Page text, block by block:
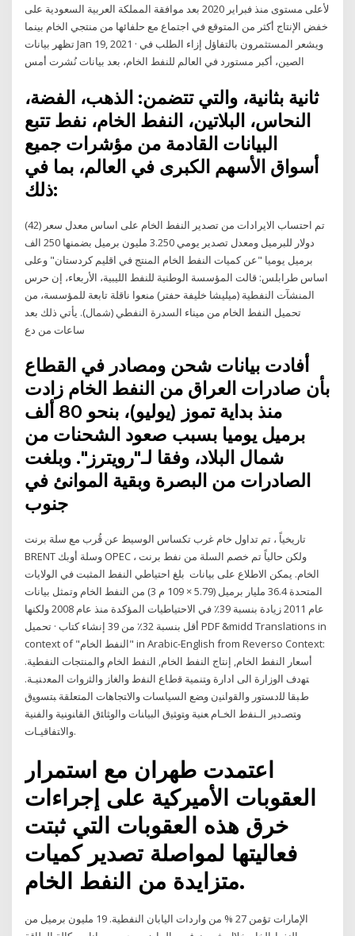
لأعلى مستوى منذ فبراير 2020 بعد موافقة المملكة العربية السعودية على
خفض الإنتاج أكثر من المتوقع في اجتماع مع حلفائها من منتجي الخام بينما
تظهر بيانات Jan 19, 2021 · ويشعر المستثمرون بالتفاؤل إزاء الطلب في
الصين، أكبر مستورد في العالم للنفط الخام، بعد بيانات نُشرت أمس
ثانية بثانية، والتي تتضمن: الذهب، الفضة،
النحاس، البلاتين، النفط الخام، نفط تتبع
البيانات القادمة من مؤشرات جميع
أسواق الأسهم الكبرى في العالم، بما في
ذلك:
تم احتساب الايرادات من تصدير النفط الخام على اساس معدل سعر (42)
دولار للبرميل ومعدل تصدير يومي 3.250 مليون برميل بضمنها 250 الف
برميل يوميا "عن كميات النفط الخام المنتج في اقليم كردستان" وعلى
اساس طرابلس: قالت المؤسسة الوطنية للنفط الليبية، الأربعاء، إن حرس
المنشآت النفطية (ميليشا خليفة حفتر) منعوا ناقلة تابعة للمؤسسة، من
تحميل النفط الخام من ميناء السدرة النفطي (شمال). يأتي ذلك بعد
ساعات من دع
أفادت بيانات شحن ومصادر في القطاع
بأن صادرات العراق من النفط الخام زادت
منذ بداية تموز (يوليو)، بنحو 80 ألف
برميل يوميا بسبب صعود الشحنات من
شمال البلاد، وفقا لـ"رويترز". وبلغت
الصادرات من البصرة وبقية الموانئ في
جنوب
تاريخياً ، تم تداول خام غرب تكساس الوسيط عن قُرب مع سلة برنت
BRENT وسلة أوبك OPEC ، ولكن حالياً تم خصم السلة من نفط برنت
الخام. يمكن الاطلاع على بيانات بلغ احتياطي النفط المثبت في الولايات
المتحدة 36.4 مليار برميل (5.79 × 109 م 3) من النفط الخام وتمثل بيانات
عام 2011 زيادة بنسبة 39٪ في الاحتياطيات المؤكدة منذ عام 2008 ولكنها
أقل بنسبة 32٪ من 39 إنشاء كتاب · تحميل PDF &midd Translations in
context of "النفط الخام" in Arabic-English from Reverso Context:
أسعار النفط الخام, إنتاج النفط الخام, النفط الخام والمنتجات النفطية.
ﺘﻬﺩﻑ ﺍﻟﻭﺯﺍﺭﺓ ﺍﻟﻰ ﺍﺩﺍﺭﺓ ﻭﺘﻨﻤﻴﺔ ﻗﻁﺎﻉ ﺍﻟﻨﻔﻁ ﻭﺍﻟﻐﺎﺯ ﻭﺍﻟﺜﺭﻭﺍﺕ ﺍﻟﻤﻌﺩﻨﻴـﺔ.
ﻁﺒﻘﺎ ﻟﻠﺩﺴﺘﻭﺭ ﻭﺍﻟﻘﻭﺍﻨﻴﻥ ﻭﻀﻊ ﺍﻟﺴﻴﺎﺴﺎﺕ ﻭﺍﻻﺘﺠﺎﻫﺎﺕ ﺍﻟﻤﺘﻌﻠﻘﺔ ﺒﺘﺴﻭﻴﻕ
ﻭﺘﺼـﺩﻴﺭ ﺍﻟـﻨﻔﻁ ﺍﻟﺨـﺎﻡ ﻌﻨﻴﺔ ﻭﺘﻭﺜﻴﻕ ﺍﻟﺒﻴﺎﻨﺎﺕ ﻭﺍﻟﻭﺜﺎﺌﻕ ﺍﻟﻘﺎﻨﻭﻨﻴﺔ ﻭﺍﻟﻔﻨﻴﺔ
ﻭﺍﻻﺘﻔﺎﻗﻴـﺎﺕ.
اعتمدت طهران مع استمرار
العقوبات الأميركية على إجراءات
خرق هذه العقوبات التي ثبتت
فعاليتها لمواصلة تصدير كميات
متزايدة من النفط الخام.
الإمارات تؤمن 27 % من واردات اليابان النفطية. 19 مليون برميل من